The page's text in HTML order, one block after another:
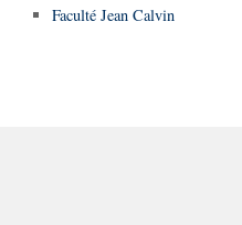
Faculté Jean Calvin